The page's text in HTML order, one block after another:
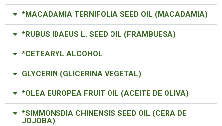
*MACADAMIA TERNIFOLIA SEED OIL (MACADAMIA)
*RUBUS IDAEUS L. SEED OIL (FRAMBUESA)
*CETEARYL ALCOHOL
GLYCERIN (GLICERINA VEGETAL)
*OLEA EUROPEA FRUIT OIL (ACEITE DE OLIVA)
*SIMMONSDIA CHINENSIS SEED OIL (CERA DE
JOJOBA)